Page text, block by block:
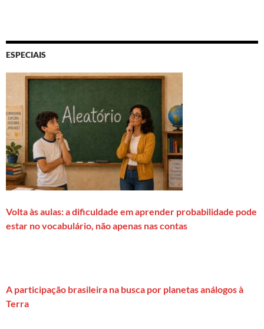
ESPECIAIS
Volta às aulas: a dificuldade em aprender probabilidade pode
estar no vocabulário, não apenas nas contas
A participação brasileira na busca por planetas análogos à
Terra